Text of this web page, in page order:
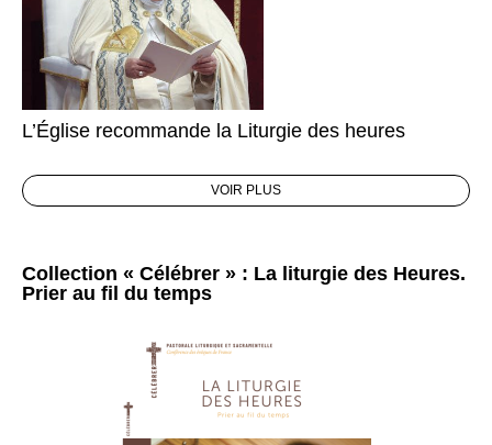
L’Église recommande la Liturgie des heures
VOIR PLUS
Collection « Célébrer » : La liturgie des Heures.
Prier au fil du temps